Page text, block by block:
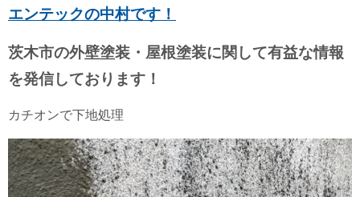
エンテックの中村です！
茨木市の外壁塗装・屋根塗装に関して有益な情報
を発信しております！
カチオンで下地処理